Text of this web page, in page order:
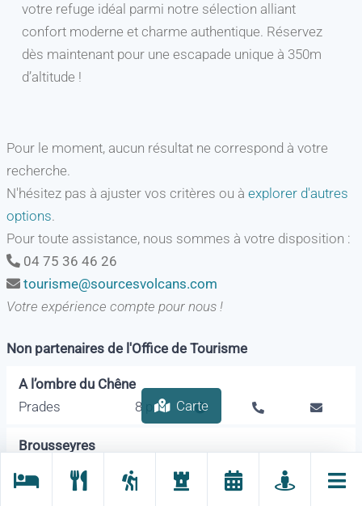
votre refuge idéal parmi notre sélection alliant
confort moderne et charme authentique. Réservez
dès maintenant pour une escapade unique à 350m
d’altitude !
Pour le moment, aucun résultat ne correspond à votre
recherche.
N'hésitez pas à ajuster vos critères ou à explorer d'autres
options.
Pour toute assistance, nous sommes à votre disposition :
04 75 36 46 26
tourisme@sourcesvolcans.com
Votre expérience compte pour nous !
Non partenaires de l'Office de Tourisme
A l’ombre du Chêne
Prades
8 p.
Brousseyres
Carte